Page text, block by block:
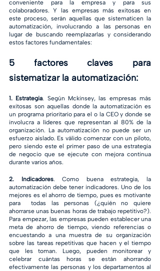
conveniente para la empresa y para sus
colaboradores. Y las empresas más exitosas en
este proceso, serán aquellas que sistematicen la
automatización, involucrando a las personas en
lugar de buscando reemplazarlas y considerando
estos factores fundamentales:
5 factores claves para
sistematizar la automatización:
1. Estrategia. Según Mckinsey, las empresas más
exitosas son aquellas donde la automatización es
un programa prioritario para el o la CEO y donde se
involucra a líderes que representan al 80% de la
organización. La automatización no puede ser un
esfuerzo aislado. Es válido comenzar con un piloto,
pero siendo este el primer paso de una estrategia
de negocio que se ejecute con mejora continua
durante varios años.
2. Indicadores. Como buena estrategia, la
automatización debe tener indicadores. Uno de los
mejores es el ahorro de tiempo, pues es motivante
para  todas las personas (¿quién no quiere
ahorrarse unas buenas horas de trabajo repetitivo?).
Para empezar, las empresas pueden establecer una
meta de ahorro de tiempo, viendo referencias o
encuestando a una muestra de su organización
sobre las tareas repetitivas que hacen y el tiempo
que les toman. Luego, pueden monitorear y
celebrar cuántas horas se están ahorrando
efectivamente las personas y los departamentos al